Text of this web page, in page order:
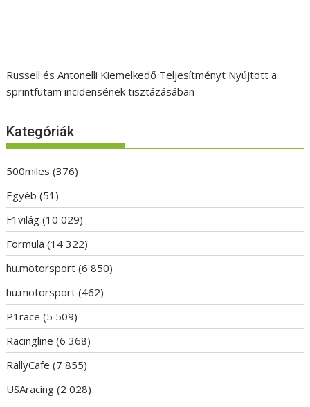
Russell és Antonelli Kiemelkedő Teljesítményt Nyújtott a
sprintfutam incidensének tisztázásában
Kategóriák
500miles (376)
Egyéb (51)
F1világ (10 029)
Formula (14 322)
hu.motorsport (6 850)
hu.motorsport (462)
P1race (5 509)
Racingline (6 368)
RallyCafe (7 855)
USAracing (2 028)